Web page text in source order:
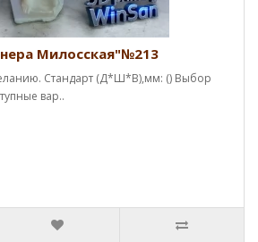
Милосская"№213
Стандарт (Д*Ш*В),мм: () Выбор
вар..